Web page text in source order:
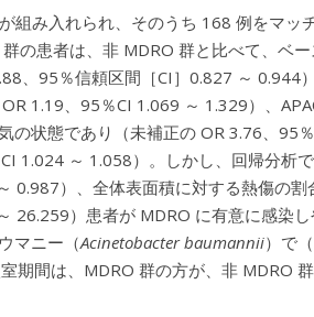
組み入れられ、そのうち 168 例をマ
の患者は、非 MDRO 群と比べて、ベ
、95％信頼区間［CI］0.827 ～ 0.944
1.19、95％CI 1.069 ～ 1.329）、
の状態であり（未補正の OR 3.76、95
1.024 ～ 1.058）。しかし、回帰分析
0.987）、全体表面積に対する熱傷の
26.259）患者が MDRO に有意に感染
マニー（Acinetobacter baumannii）で
期間は、MDRO 群の方が、非 MDRO